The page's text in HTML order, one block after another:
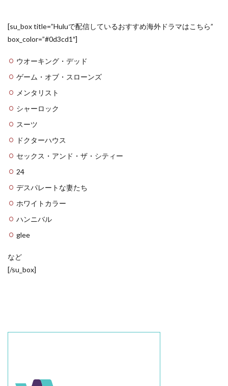
[su_box title=”Huluで配信しているおすすめ海外ドラマはこちら”
box_color=”#0d3cd1″]
ウオーキング・デッド
ゲーム・オブ・スローンズ
メンタリスト
シャーロック
スーツ
ドクターハウス
セックス・アンド・ザ・シティー
24
デスパレートな妻たち
ホワイトカラー
ハンニバル
glee
など
[/su_box]